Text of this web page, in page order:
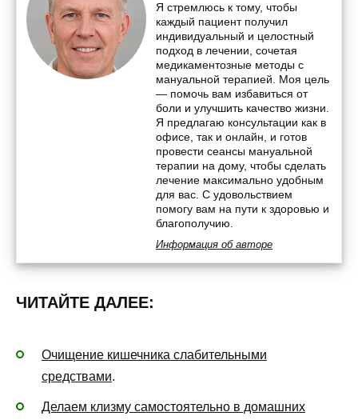
Я стремлюсь к тому, чтобы
каждый пациент получил
индивидуальный и целостный
подход в лечении, сочетая
медикаментозные методы с
мануальной терапией. Моя цель
— помочь вам избавиться от
боли и улучшить качество жизни.
Я предлагаю консультации как в
офисе, так и онлайн, и готов
провести сеансы мануальной
терапии на дому, чтобы сделать
лечение максимально удобным
для вас. С удовольствием
помогу вам на пути к здоровью и
благополучию.
Информация об авторе
ЧИТАЙТЕ ДАЛЕЕ:
Очищение кишечника слабительными
средствами.
Делаем клизму самостоятельно в домашних